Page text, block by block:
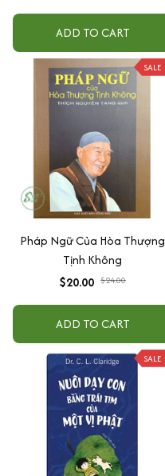
ADD TO CART
SALE
Pháp Ngữ Của Hòa Thượng
Tịnh Không
$20.00 $24.00
ADD TO CART
SALE